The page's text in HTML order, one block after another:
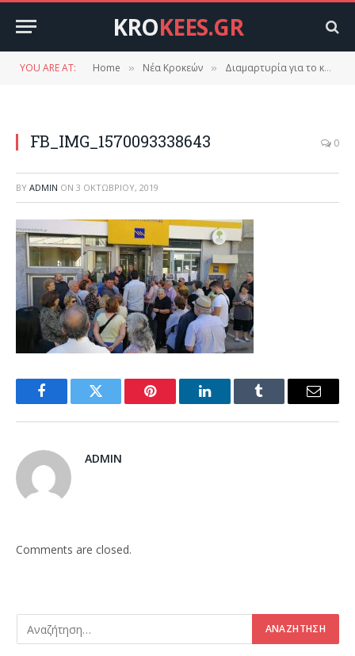
KROKEES.GR
YOU ARE AT: Home » Νέα Κροκεών » Διαμαρτυρία για το κλείσιμο της τράπεζας στις Κροκεές.(φώτο βίντεο)
FB_IMG_1570093338643 0
BY ADMIN ON 3 ΟΚΤΩΒΡΊΟΥ, 2019
FacebookTwitter Pinterest LinkedInTumblr Email
ADMIN
Comments are closed.